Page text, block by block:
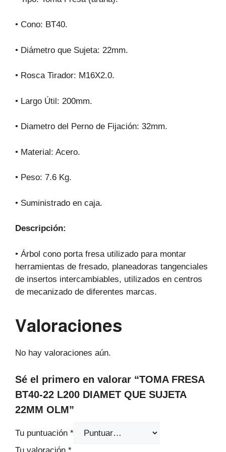
• Cono: BT40.
• Diámetro que Sujeta: 22mm.
• Rosca Tirador: M16X2.0.
• Largo Útil: 200mm.
• Diametro del Perno de Fijación: 32mm.
• Material: Acero.
• Peso: 7.6 Kg.
• Suministrado en caja.
Descripción:
• Árbol cono porta fresa utilizado para montar
herramientas de fresado, planeadoras tangenciales
de insertos intercambiables, utilizados en centros
de mecanizado de diferentes marcas.
Valoraciones
No hay valoraciones aún.
Sé el primero en valorar “TOMA FRESA
BT40-22 L200 DIAMET QUE SUJETA
22MM OLM”
Tu puntuación *